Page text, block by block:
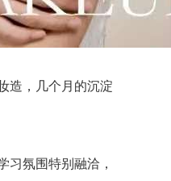
造，几个月的沉淀
习氛围特别融洽，